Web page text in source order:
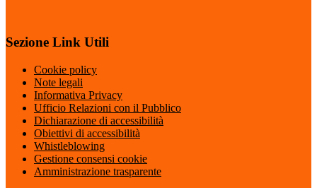
Sezione Link Utili
Cookie policy
Note legali
Informativa Privacy
Ufficio Relazioni con il Pubblico
Dichiarazione di accessibilità
Obiettivi di accessibilità
Whistleblowing
Gestione consensi cookie
Amministrazione trasparente